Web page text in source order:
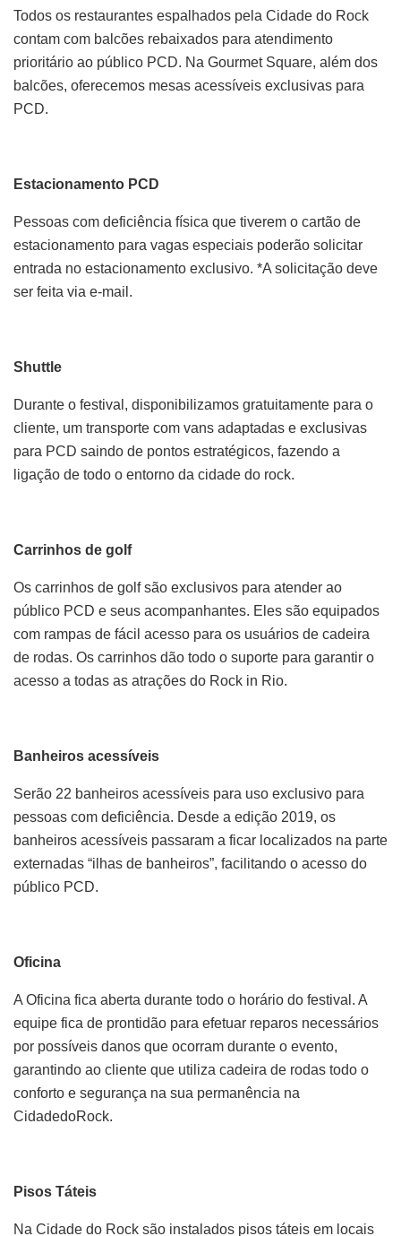
Todos os restaurantes espalhados pela Cidade do Rock
contam com balcões rebaixados para atendimento
prioritário ao público PCD. Na Gourmet Square, além dos
balcões, oferecemos mesas acessíveis exclusivas para
PCD.
Estacionamento PCD
Pessoas com deficiência física que tiverem o cartão de
estacionamento para vagas especiais poderão solicitar
entrada no estacionamento exclusivo. *A solicitação deve
ser feita via e-mail.
Shuttle
Durante o festival, disponibilizamos gratuitamente para o
cliente, um transporte com vans adaptadas e exclusivas
para PCD saindo de pontos estratégicos, fazendo a
ligação de todo o entorno da cidade do rock.
Carrinhos de golf
Os carrinhos de golf são exclusivos para atender ao
público PCD e seus acompanhantes. Eles são equipados
com rampas de fácil acesso para os usuários de cadeira
de rodas. Os carrinhos dão todo o suporte para garantir o
acesso a todas as atrações do Rock in Rio.
Banheiros acessíveis
Serão 22 banheiros acessíveis para uso exclusivo para
pessoas com deficiência. Desde a edição 2019, os
banheiros acessíveis passaram a ficar localizados na parte
externadas “ilhas de banheiros”, facilitando o acesso do
público PCD.
Oficina
A Oficina fica aberta durante todo o horário do festival. A
equipe fica de prontidão para efetuar reparos necessários
por possíveis danos que ocorram durante o evento,
garantindo ao cliente que utiliza cadeira de rodas todo o
conforto e segurança na sua permanência na
CidadedoRock.
Pisos Táteis
Na Cidade do Rock são instalados pisos táteis em locais